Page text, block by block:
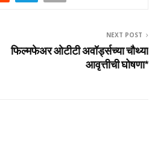
NEXT POST
फिल्मफेअर ओटीटी अवॉर्ड्सच्या चौथ्या
आवृत्तीची घोषणा*